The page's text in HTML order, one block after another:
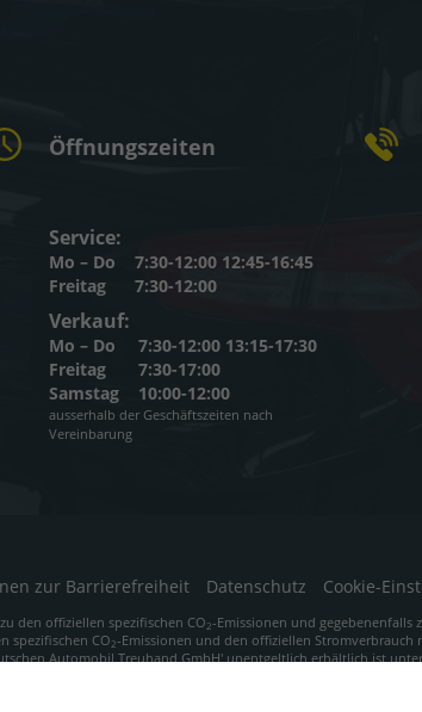
Öffnungszeiten
Service:
Mo – Do
7:30-12:00 12:45-16:45
Freitag
7:30-12:00
Verkauf:
Mo – Do
7:30-12:00 13:15-17:30
Freitag
7:30-17:00
Samstag
10:00-12:00
ausserhalb der Geschäftszeiten nach
Vereinbarung
zur Barrierefreiheit Datenschutz Cookie-
den offiziellen spezifischen CO 2-Emissionen und gegebenenfalls
spezifischen CO 2-Emissionen und den offiziellen Stromverbrauch
Automobil Treuhand GmbH' unentgeltlich erhältlich ist